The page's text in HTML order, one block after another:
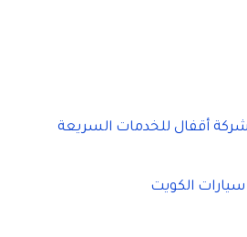
أقفال للخدمات السريعة
الكويت